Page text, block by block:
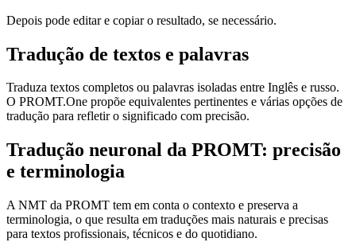
Depois pode editar e copiar o resultado, se necessário.
Tradução de textos e palavras
Traduza textos completos ou palavras isoladas entre Inglês e russo.
O PROMT.One propõe equivalentes pertinentes e várias opções de
tradução para refletir o significado com precisão.
Tradução neuronal da PROMT: precisão
e terminologia
A NMT da PROMT tem em conta o contexto e preserva a
terminologia, o que resulta em traduções mais naturais e precisas
para textos profissionais, técnicos e do quotidiano.